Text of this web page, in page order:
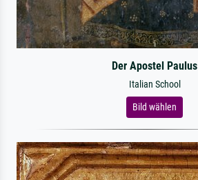
Der Apostel Paulus
Italian School
Bild wählen